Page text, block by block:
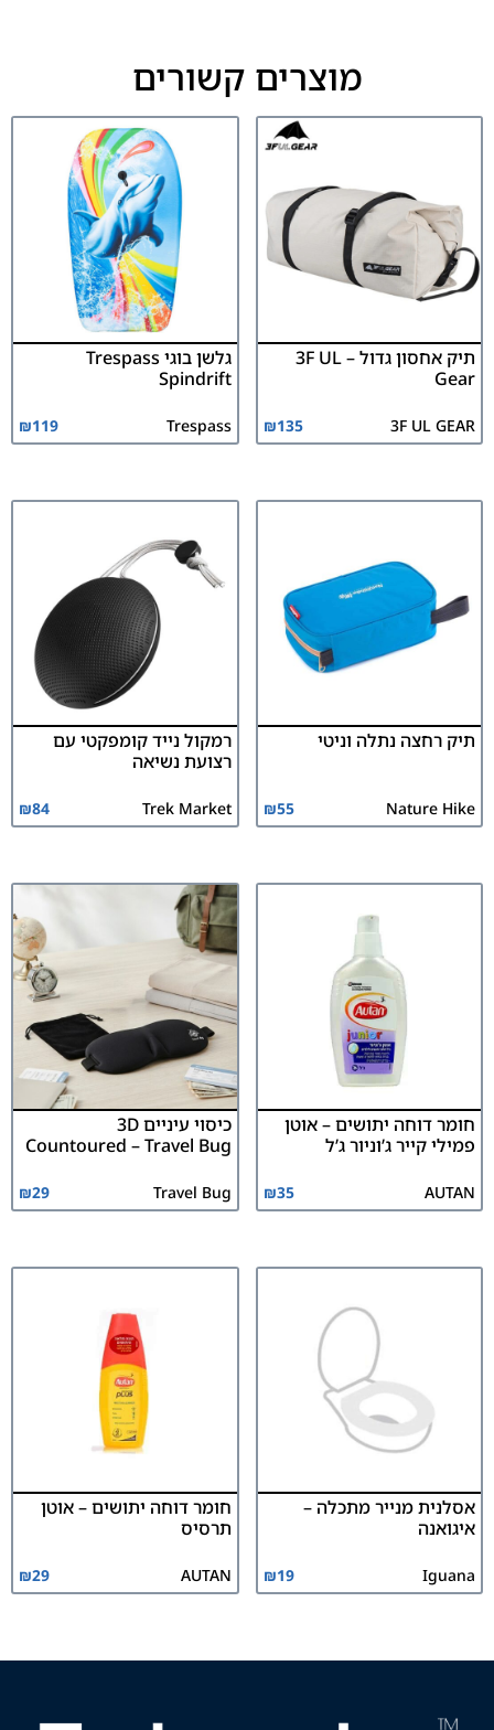
מוצרים קשורים
תיק אחסון גדול – 3F UL
Gear
3F UL GEAR
₪135
גלשן בוגי Trespass
Spindrift
Trespass
₪119
תיק רחצה נתלה וניטי
Nature Hike
₪55
רמקול נייד קומפקטי עם
רצועת נשיאה
Trek Market
₪84
חומר דוחה יתושים – אוטן
פמילי קייר ג’וניור ג’ל
AUTAN
₪35
כיסוי עיניים 3D
Countoured – Travel Bug
Travel Bug
₪29
אסלנית מנייר מתכלה –
איגואנה
Iguana
₪19
חומר דוחה יתושים – אוטן
תרסיס
AUTAN
₪29